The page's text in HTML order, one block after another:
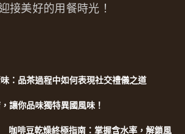
接美好的用餐時光！
味：品茶過程中如何表現社交禮儀之道
讓你品味獨特異國風味！
咖啡豆乾燥終極指南：掌握含水率，解鎖風